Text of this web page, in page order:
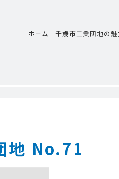
ホーム 千歳市工業団地の魅
地 No.71